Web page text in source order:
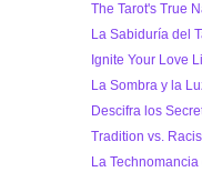
The Tarot's True
La Sabiduría del
Ignite Your Love
La Sombra y la
Descifra los
Tradition vs.
La